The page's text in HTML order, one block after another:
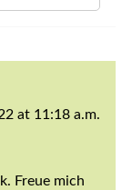
at 11:18 a.m.
Freue mich